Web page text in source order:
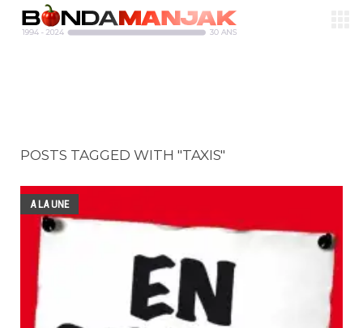
POSTS TAGGED WITH "TAXIS"
A LA UNE